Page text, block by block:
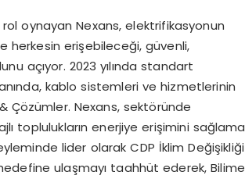
oynayan Nexans, elektrifikasyonun
herkesin erişebileceği, güvenli,
açıyor. 2023 yılında standart
kablo sistemleri ve hizmetlerinin
Çözümler. Nexans, sektöründe
toplulukların enerjiye erişimini sağlama
lider olarak CDP İklim Değişikliği
ulaşmayı taahhüt ederek, Bilime